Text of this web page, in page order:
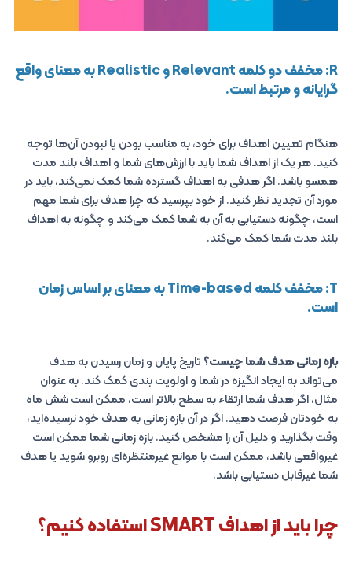
R: مخفف دو کلمه Relevant و Realistic به معنای واقع
گرایانه و مرتبط است.
هنگام تعیین اهداف برای خود، به مناسب بودن یا نبودن آن‌ها توجه
کنید. هر یک از اهداف شما باید با ارزش‌های شما و اهداف بلند مدت
همسو باشد. اگر هدفی به اهداف گسترده شما کمک نمی‌کند، باید در
مورد آن تجدید نظر کنید. از خود بپرسید که چرا هدف برای شما مهم
است، چگونه دستیابی به آن به شما کمک می‌کند و چگونه به اهداف
بلند مدت شما کمک می‌کند.
T: مخفف کلمه Time-based به معنای بر اساس زمان
است.
بازه زمانی هدف شما چیست؟ تاریخ پایان و زمان رسیدن به هدف
می‌تواند به ایجاد انگیزه در شما و اولویت بندی کمک کند. به عنوان
مثال، اگر هدف شما ارتقاء به سطح بالاتر است، ممکن است شش ماه
به خودتان فرصت دهید. اگر در آن بازه زمانی به هدف خود نرسیده‌اید،
وقت بگذارید و دلیل آن را مشخص کنید. بازه زمانی شما ممکن است
غیرواقعی باشد، ممکن است با موانع غیرمنتظره‌ای روبرو شوید یا هدف
شما غیرقابل دستیابی باشد.
چرا باید از اهداف SMART استفاده کنیم؟